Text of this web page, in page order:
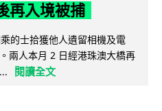
再入境被捕
的士拾獲他人遺留相機及電
兩人本月 2 日經港珠澳大橋再
閱讀全文